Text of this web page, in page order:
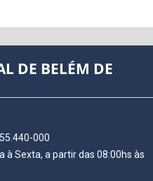
DE BELÉM DE
000
à Sexta, a partir das 08:00hs às